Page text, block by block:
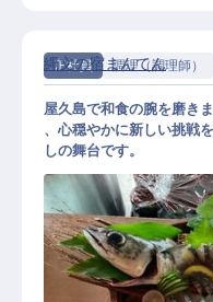
正社員 調理（調理師）
縄文の宿まんてん
屋久島で和食の腕を磨き
、心穏やかに新しい挑戦
しの舞台です。